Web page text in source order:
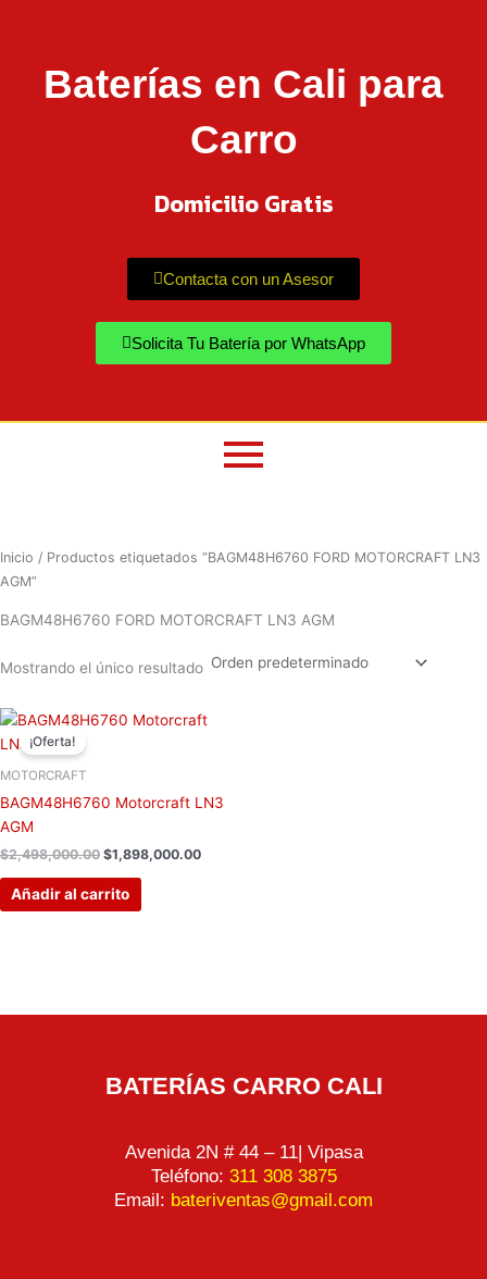
Baterías en Cali para
Carro
Domicilio Gratis
Contacta con un Asesor
Solicita Tu Batería por WhatsApp
Inicio / Productos etiquetados “BAGM48H6760 FORD MOTORCRAFT LN3
AGM”
BAGM48H6760 FORD MOTORCRAFT LN3 AGM
Mostrando el único resultado
¡Oferta!
MOTORCRAFT
BAGM48H6760 Motorcraft LN3
AGM
$2,498,000.00
El
$1,898,000.00
El
Añadir al carrito
BATERÍAS CARRO CALI
Avenida 2N # 44 – 11| Vipasa
Teléfono: 311 308 3875
Email: bateriventas@gmail.com